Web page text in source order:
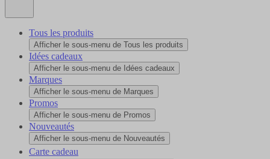
Tous les produits
Afficher le sous-menu de Tous les produits
Idées cadeaux
Afficher le sous-menu de Idées cadeaux
Marques
Afficher le sous-menu de Marques
Promos
Afficher le sous-menu de Promos
Nouveautés
Afficher le sous-menu de Nouveautés
Carte cadeau